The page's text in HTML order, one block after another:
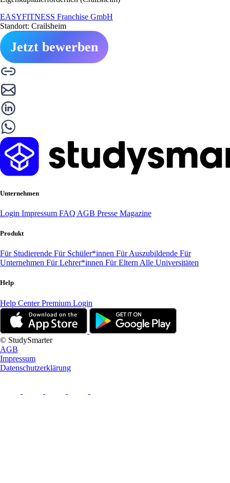
EASYFITNESS Franchise GmbH
Standort: Crailsheim
Jetzt bewerben
Unternehmen
Login Impressum FAQ AGB Presse Magazine
Produkt
Für Studierende Für Schüler*innen Für Auszubildende Für
Unternehmen Für Lehrer*innen Für Eltern Alle Universitäten
Help
Help CenterPremium Login
© StudySmarter
AGB
Impressum
Datenschutzerklärung